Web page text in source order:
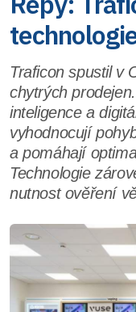
Traficon spustil v
chytrých
inteligence a
vyhodnocují
a pomáhají
Technologie
nutnost ověření